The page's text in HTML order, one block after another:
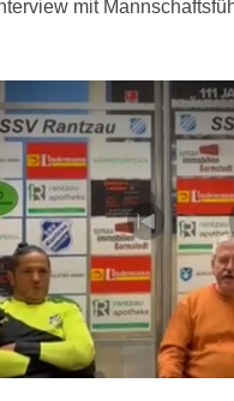
mit